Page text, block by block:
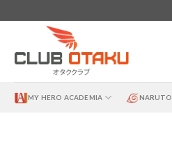
MY HERO ACADEMIA NARUTO